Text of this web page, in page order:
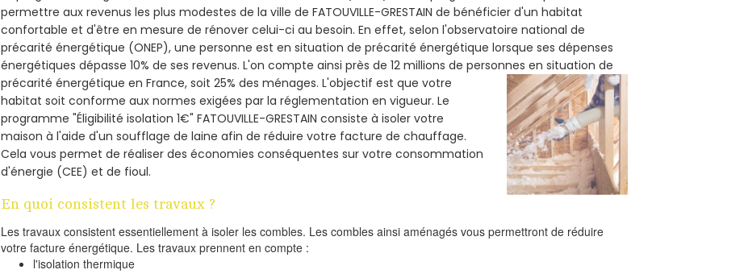
permettre aux revenus les plus modestes de la ville de FATOUVILLE-GRESTAIN de bénéficier d'un habitat
confortable et d'être en mesure de rénover celui-ci au besoin. En effet, selon l'observatoire national de
précarité énergétique (ONEP), une personne est en situation de précarité énergétique lorsque ses dépenses
énergétiques dépasse 10% de ses revenus. L'on compte ainsi près de 12 millions de personnes en situation de
précarité énergétique en France, soit 25% des ménages.L'objectif est que votre
habitat soit conforme aux normes exigées par la réglementation en vigueur. Le
programme "Éligibilité isolation 1€" FATOUVILLE-GRESTAIN consiste à isoler votre
maison à l'aide d'un soufflage de laine afin de réduire votre facture de chauffage.
Cela vous permet de réaliser des économies conséquentes sur votre consommation
d'énergie (CEE) et de fioul.
En quoi consistent les travaux ?
Les travaux consistent essentiellement à isoler les combles. Les combles ainsi aménagés vous permettront de réduire
votre facture énergétique. Les travaux prennent en compte :
l'isolation thermique